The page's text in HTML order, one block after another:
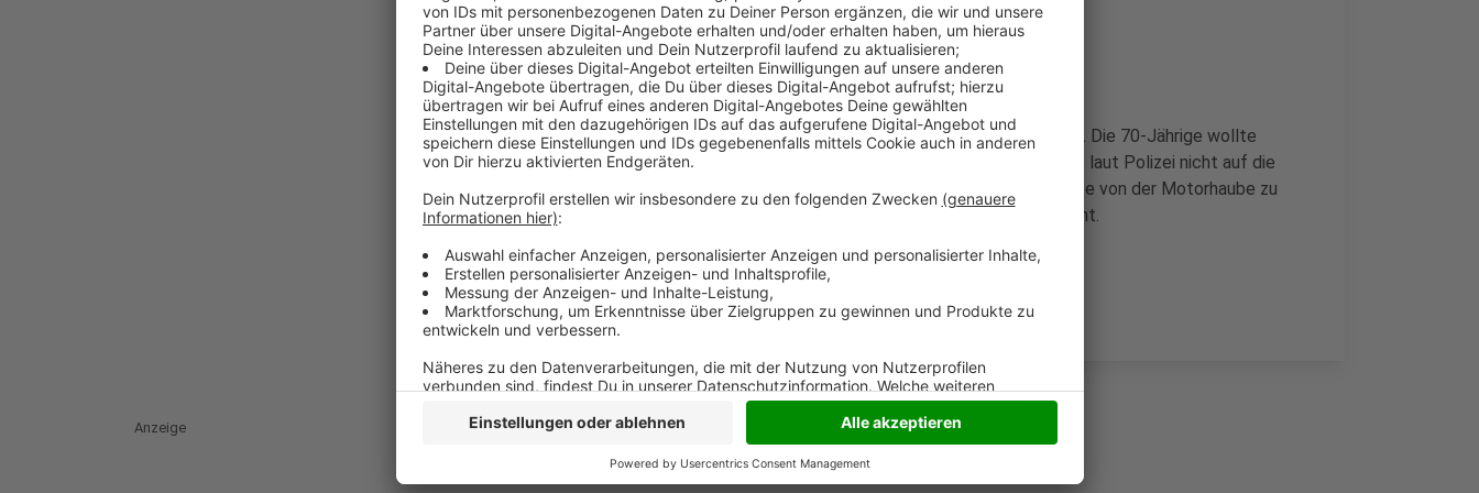
Anzeige
In Hamminkeln ist eine Pedelecfahrerin vom Auto erfasst worden. Die 70-Jährige wollte
gestern die Weststraße am Kreisel überqueren. Dabei achtete sie laut Polizei nicht auf die
Vorfahrt eines 59-jährigen Autofahrers. Die Hamminkelnerin stürzte von der Motorhaube zu
Boden und verletzte sich schwer. Lebensgefahr besteht aber nicht.
Anzeige
Anzeige